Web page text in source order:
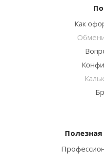
Как